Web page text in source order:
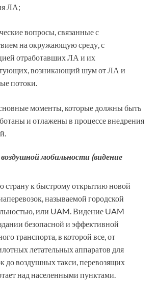
ЛА;
вопросы, связанные с
на окружающую среду, с
отработавших ЛА и их
возникающий шум от ЛА и
потоки.
моменты, которые должны быть
и отлажены в процессе внедрения
воздушной мобильности (видение
к быстрому открытию новой
называемой городской
или UAM. Видение UAM
безопасной и эффективной
транспорта, в которой все, от
летательных аппаратов для
до воздушных такси, перевозящих
над населенными пунктами.